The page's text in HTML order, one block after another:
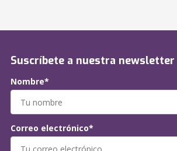
Suscríbete a nuestra newsletter
Nombre*
Correo electrónico*